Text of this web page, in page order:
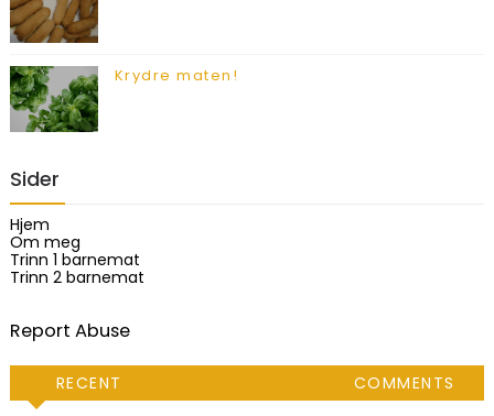
Krydre maten!
Sider
Hjem
Om meg
Trinn 1 barnemat
Trinn 2 barnemat
Report Abuse
RECENT COMMENTS